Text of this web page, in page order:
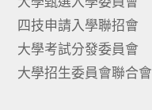
四技申請入學聯招會
大學考試分發委員會
大學招生委員會聯合會